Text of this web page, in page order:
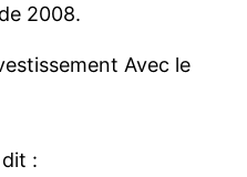
2008.
Avec le
dit :